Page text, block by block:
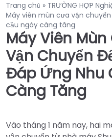
Trang chủ » TRƯỜNG HỢP
Máy viên mùn cưa vận
cầu ngày càng tăng
Máy Viên
Vận Chuyển
Đáp Ứng Nhu
Càng Tăng
Vào tháng 1 năm nay, hai